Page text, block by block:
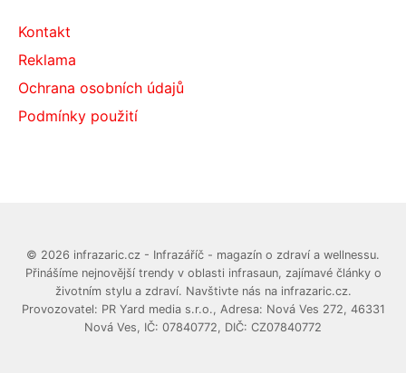
Kontakt
Reklama
Ochrana osobních údajů
Podmínky použití
© 2026 infrazaric.cz - Infrazáříč - magazín o zdraví a wellnessu.
Přinášíme nejnovější trendy v oblasti infrasaun, zajímavé články o
životním stylu a zdraví. Navštivte nás na infrazaric.cz.
Provozovatel: PR Yard media s.r.o., Adresa: Nová Ves 272, 46331
Nová Ves, IČ: 07840772, DIČ: CZ07840772